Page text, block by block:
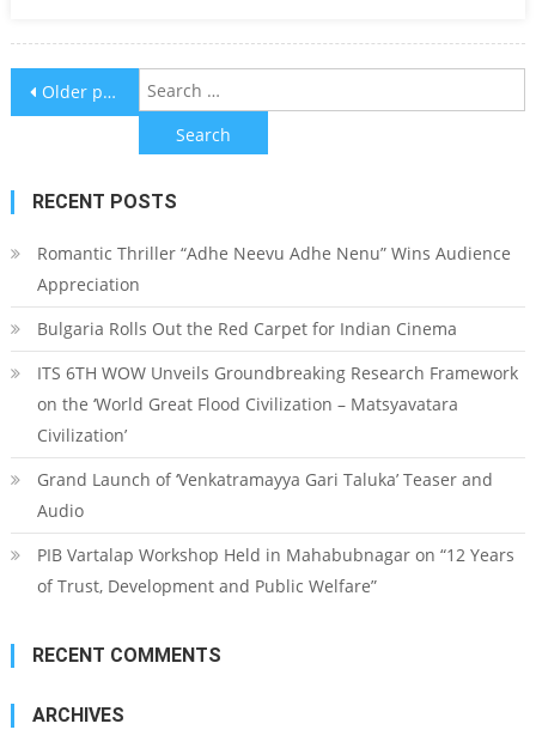
Posts navigation
Older posts
RECENT POSTS
Romantic Thriller “Adhe Neevu Adhe Nenu” Wins Audience
Appreciation
Bulgaria Rolls Out the Red Carpet for Indian Cinema
ITS 6TH WOW Unveils Groundbreaking Research Framework
on the ‘World Great Flood Civilization – Matsyavatara
Civilization’
Grand Launch of ‘Venkatramayya Gari Taluka’ Teaser and
Audio
PIB Vartalap Workshop Held in Mahabubnagar on “12 Years
of Trust, Development and Public Welfare”
RECENT COMMENTS
ARCHIVES